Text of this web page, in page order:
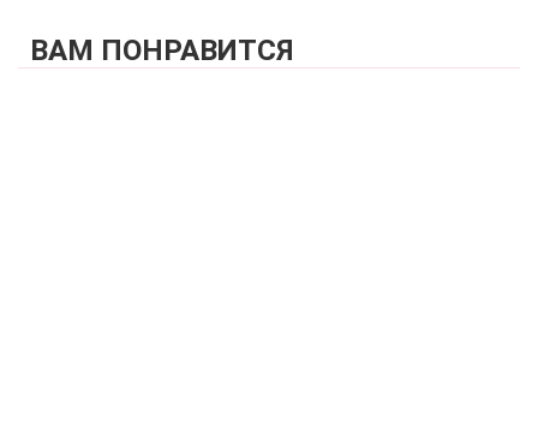
ВАМ ПОНРАВИТСЯ